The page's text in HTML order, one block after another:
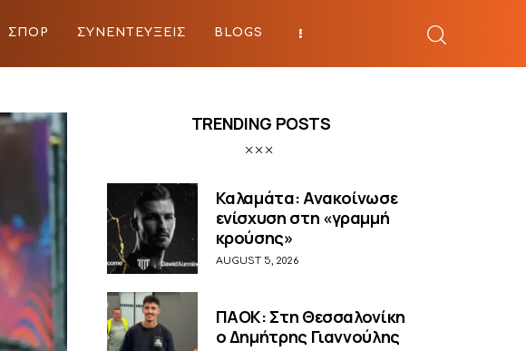
ΣΠΟΡ ΣΥΝΕΝΤΕΥΞΕΙΣ BLOGS
TRENDING POSTS
Καλαμάτα: Ανακοίνωσε
ενίσχυση στη «γραμμή
κρούσης»
AUGUST 5, 2026
ΠΑΟΚ: Στη Θεσσαλονίκη
ο Δημήτρης Γιαννούλης